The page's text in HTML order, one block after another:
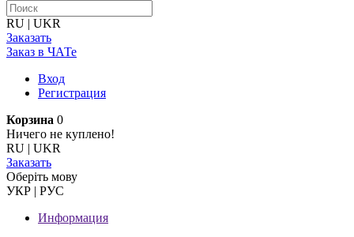
RU | UKR
Заказать
Заказ в ЧАТе
Вход
Регистрация
Корзина 0
Ничего не куплено!
RU | UKR
Заказать
Оберiть мову
УКР | РУС
Информация